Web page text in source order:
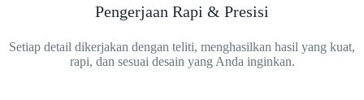
Pengerjaan Rapi & Presisi
Setiap detail dikerjakan dengan teliti, menghasilkan hasil yang kuat,
rapi, dan sesuai desain yang Anda inginkan.